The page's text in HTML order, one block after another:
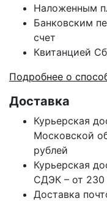
Наложенным
Банковским
счет
Квитанцией
Подробнее о
Доставка
Курьерская
Московской
рублей
Курьерская
СДЭК – от 230
Доставка